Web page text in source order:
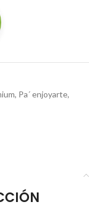
, Pa´ enjoyarte,